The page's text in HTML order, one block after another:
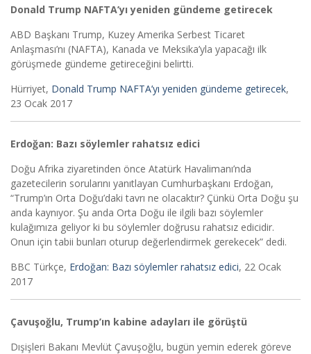
Donald Trump NAFTA’yı yeniden gündeme getirecek
ABD Başkanı Trump, Kuzey Amerika Serbest Ticaret
Anlaşması’nı (NAFTA), Kanada ve Meksika’yla yapacağı ilk
görüşmede gündeme getireceğini belirtti.
Hürriyet, Donald Trump NAFTA’yı yeniden gündeme getirecek,
23 Ocak 2017
Erdoğan: Bazı söylemler rahatsız edici
Doğu Afrika ziyaretinden önce Atatürk Havalimanı’nda
gazetecilerin sorularını yanıtlayan Cumhurbaşkanı Erdoğan,
“Trump’ın Orta Doğu’daki tavrı ne olacaktır? Çünkü Orta Doğu şu
anda kaynıyor. Şu anda Orta Doğu ile ilgili bazı söylemler
kulağımıza geliyor ki bu söylemler doğrusu rahatsız edicidir.
Onun için tabii bunları oturup değerlendirmek gerekecek” dedi.
BBC Türkçe, Erdoğan: Bazı söylemler rahatsız edici, 22 Ocak
2017
Çavuşoğlu, Trump’ın kabine adayları ile görüştü
Dışişleri Bakanı Mevlüt Çavuşoğlu, bugün yemin ederek göreve